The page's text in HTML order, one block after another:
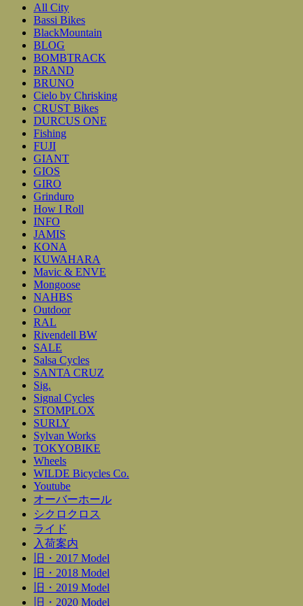
All City
Bassi Bikes
BlackMountain
BLOG
BOMBTRACK
BRAND
BRUNO
Cielo by Chrisking
CRUST Bikes
DURCUS ONE
Fishing
FUJI
GIANT
GIOS
GIRO
Grinduro
How I Roll
INFO
JAMIS
KONA
KUWAHARA
Mavic & ENVE
Mongoose
NAHBS
Outdoor
RAL
Rivendell BW
SALE
Salsa Cycles
SANTA CRUZ
Sig.
Signal Cycles
STOMPLOX
SURLY
Sylvan Works
TOKYOBIKE
Wheels
WILDE Bicycles Co.
Youtube
オーバーホール
シクロクロス
ライド
入荷案内
旧・2017 Model
旧・2018 Model
旧・2019 Model
旧・2020 Model